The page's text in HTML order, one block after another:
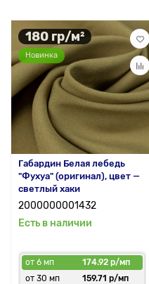
180 гр/м²
Новинка
Габардин Белая лебедь
"Фухуа" (оригинал), цвет —
светлый хаки
2000000001432
Есть в наличии
от 6 мп
174.92 р/мп
от 30 мп
159.71 р/мп